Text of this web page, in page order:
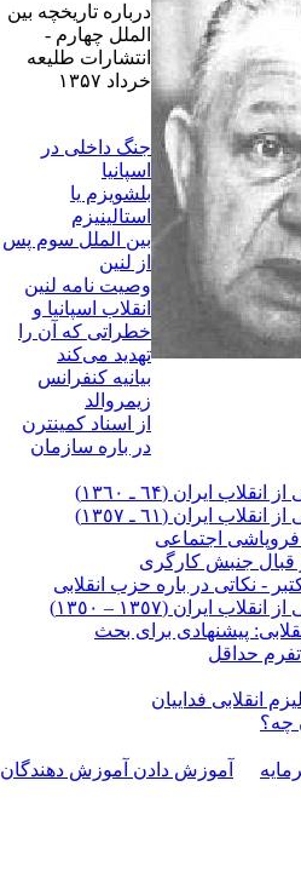
درباره تاریخچه بین
الملل چهارم -
انتشارات طلیعه
خرداد ۱۳۵۷
جنگ داخلی در
اسپانیا
بلشويزم يا
استالينيزم
بين الملل سوم پس
از لنين
وصیت نامه لنین
انقلاب اسپانیا و
خطراتی که آن را
تهدید می‌کند
بيانيه کنفرانس
زيمروالد
از اسناد کمينترن
در باره سازمان
اجتماعى
جنبش کارگرى
- نکاتى در باره حزب انقلابى
پيشنهادى براى بحث
حداقل
انقلابى فداييان
چه؟
آموزش دادن آموزش دهندگان